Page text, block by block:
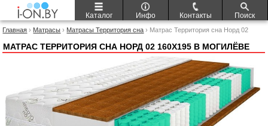
Каталог Инфо Контакты Поиск
Главная › Матрасы › Матрасы Территория сна › Матрас Территория сна Норд 02
МАТРАС ТЕРРИТОРИЯ СНА НОРД 02 160X195 В МОГИЛЁВЕ